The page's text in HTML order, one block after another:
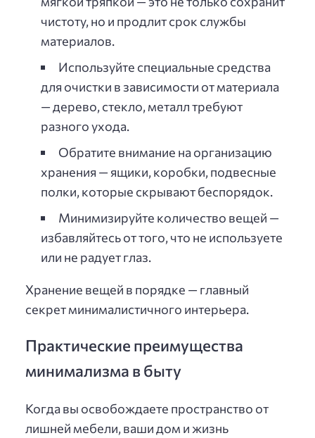
чистоту, но и продлит срок службы
материалов.
Используйте специальные средства
для очистки в зависимости от материала
— дерево, стекло, металл требуют
разного ухода.
Обратите внимание на организацию
хранения — ящики, коробки, подвесные
полки, которые скрывают беспорядок.
Минимизируйте количество вещей —
избавляйтесь от того, что не используете
или не радует глаз.
Хранение вещей в порядке — главный
секрет минималистичного интерьера.
Практические преимущества
минимализма в быту
Когда вы освобождаете пространство от
лишней мебели, ваши дом и жизнь